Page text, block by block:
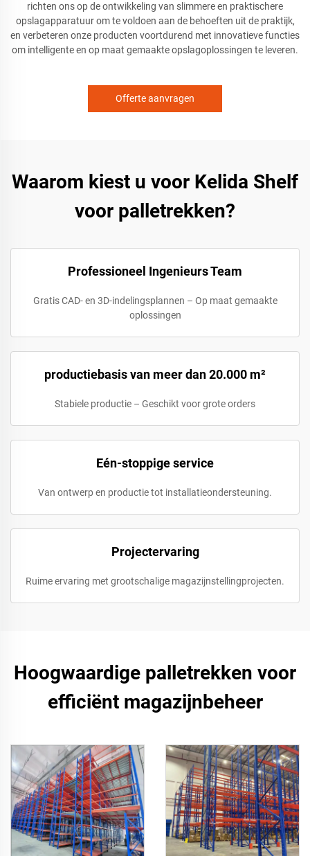
richten ons op de ontwikkeling van slimmere en praktischere
opslagapparatuur om te voldoen aan de behoeften uit de praktijk,
en verbeteren onze producten voortdurend met innovatieve functies
om intelligente en op maat gemaakte opslagoplossingen te leveren.
Offerte aanvragen
Waarom kiest u voor Kelida Shelf
voor palletrekken?
Professioneel Ingenieurs Team
Gratis CAD- en 3D-indelingsplannen – Op maat gemaakte
oplossingen
productiebasis van meer dan 20.000 m²
Stabiele productie – Geschikt voor grote orders
Eén-stoppige service
Van ontwerp en productie tot installatieondersteuning.
Projectervaring
Ruime ervaring met grootschalige magazijnstellingprojecten.
Hoogwaardige palletrekken voor
efficiënt magazijnbeheer